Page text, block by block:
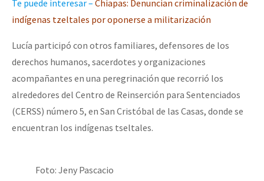
Otras secciones
Semillero Guerra contra la Humanidad. (Las poblaciones y
la naturaleza bajo asedio)
Libros para descargar
Medios Libres
COVID-19
Contacto
Te puede interesar – Chiapas: Denuncian criminalización de
indígenas tzeltales por oponerse a militarización
Lucía participó con otros familiares, defensores de los
derechos humanos, sacerdotes y organizaciones
acompañantes en una peregrinación que recorrió los
alrededores del Centro de Reinserción para Sentenciados
(CERSS) número 5, en San Cristóbal de las Casas, donde se
encuentran los indígenas tseltales.
Foto: Jeny Pascacio